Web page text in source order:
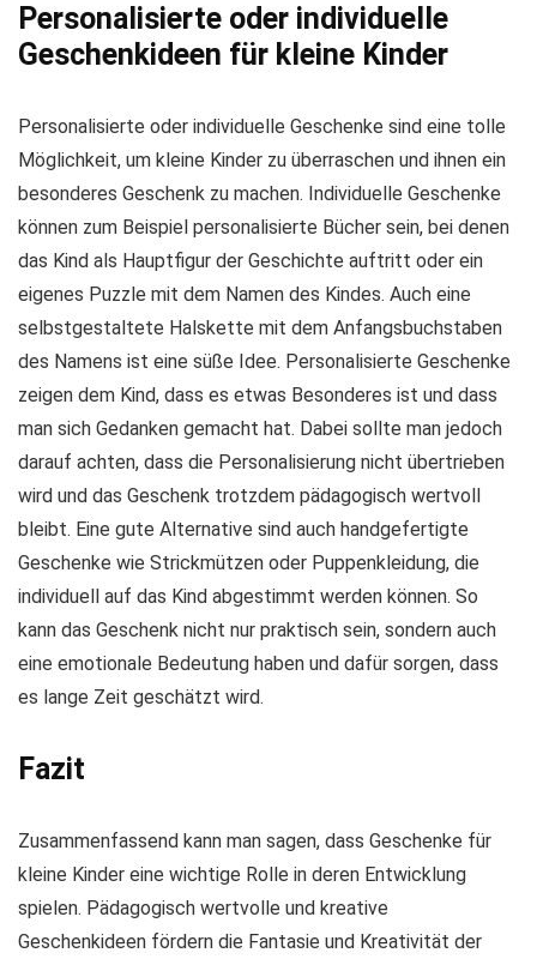
Personalisierte oder individuelle
Geschenkideen für kleine Kinder
Personalisierte oder individuelle Geschenke sind eine tolle
Möglichkeit, um kleine Kinder zu überraschen und ihnen ein
besonderes Geschenk zu machen. Individuelle Geschenke
können zum Beispiel personalisierte Bücher sein, bei denen
das Kind als Hauptfigur der Geschichte auftritt oder ein
eigenes Puzzle mit dem Namen des Kindes. Auch eine
selbstgestaltete Halskette mit dem Anfangsbuchstaben
des Namens ist eine süße Idee. Personalisierte Geschenke
zeigen dem Kind, dass es etwas Besonderes ist und dass
man sich Gedanken gemacht hat. Dabei sollte man jedoch
darauf achten, dass die Personalisierung nicht übertrieben
wird und das Geschenk trotzdem pädagogisch wertvoll
bleibt. Eine gute Alternative sind auch handgefertigte
Geschenke wie Strickmützen oder Puppenkleidung, die
individuell auf das Kind abgestimmt werden können. So
kann das Geschenk nicht nur praktisch sein, sondern auch
eine emotionale Bedeutung haben und dafür sorgen, dass
es lange Zeit geschätzt wird.
Fazit
Zusammenfassend kann man sagen, dass Geschenke für
kleine Kinder eine wichtige Rolle in deren Entwicklung
spielen. Pädagogisch wertvolle und kreative
Geschenkideen fördern die Fantasie und Kreativität der